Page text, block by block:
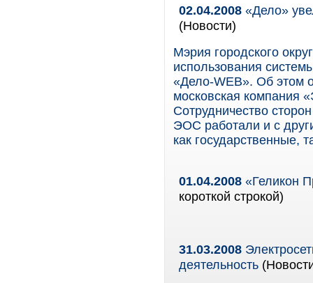
02.04.2008 «Дело»
(Новости)
Мэрия городского
использования
«Дело-WEB». Об этом
московская компания
Сотрудничество
ЭОС работали и с
как государственные,
01.04.2008 «Геликон
короткой строкой)
31.03.2008
деятельность